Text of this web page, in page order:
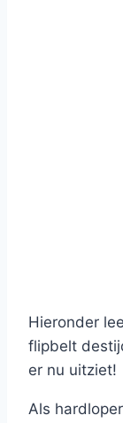
Hieronder
flipbelt
er nu uitziet!
Als